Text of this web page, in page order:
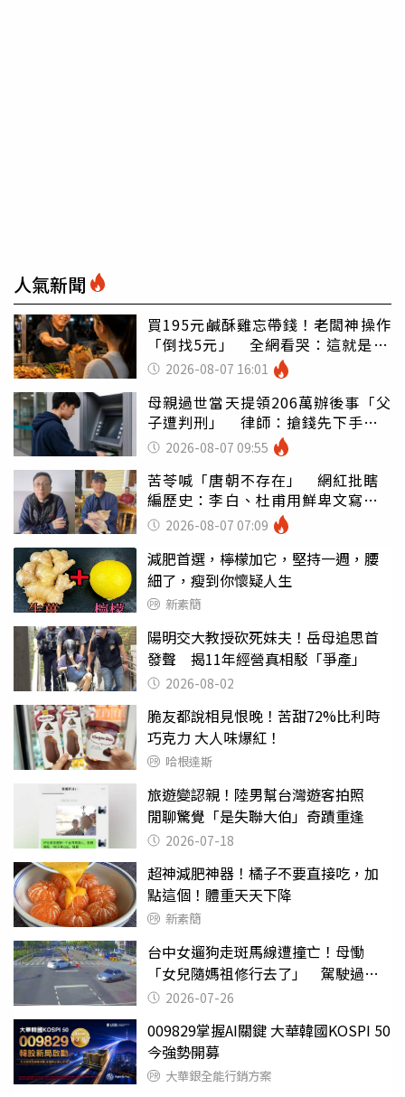
人氣新聞
買195元鹹酥雞忘帶錢！老闆神操作
「倒找5元」 全網看哭：這就是台
灣 2026-08-07 16:01
母親過世當天提領206萬辦後事「父
子遭判刑」 律師：搶錢先下手是
罪 2026-08-07 09:55
苦苓喊「唐朝不存在」 網紅批瞎
編歷史：李白、杜甫用鮮卑文寫
詩？2026-08-07 07:09
減肥首選，檸檬加它，堅持一週，腰
細了，瘦到你懷疑人生
新素簡
陽明交大教授砍死妹夫！岳母追思首
發聲 揭11年經營真相駁「爭產」
2026-08-02
脆友都說相見恨晚！苦甜72%比利時
巧克力 大人味爆紅！
哈根達斯
旅遊變認親！陸男幫台灣遊客拍照
閒聊驚覺「是失聯大伯」奇蹟重逢
2026-07-18
超神減肥神器！橘子不要直接吃，加
點這個！體重天天下降
新素簡
台中女遛狗走斑馬線遭撞亡！母慟
「女兒隨媽祖修行去了」 駕駛過失
致死判9月
2026-07-26
009829掌握AI關鍵 大華韓國KOSPI 50
今強勢開募
大華銀全能行銷方案